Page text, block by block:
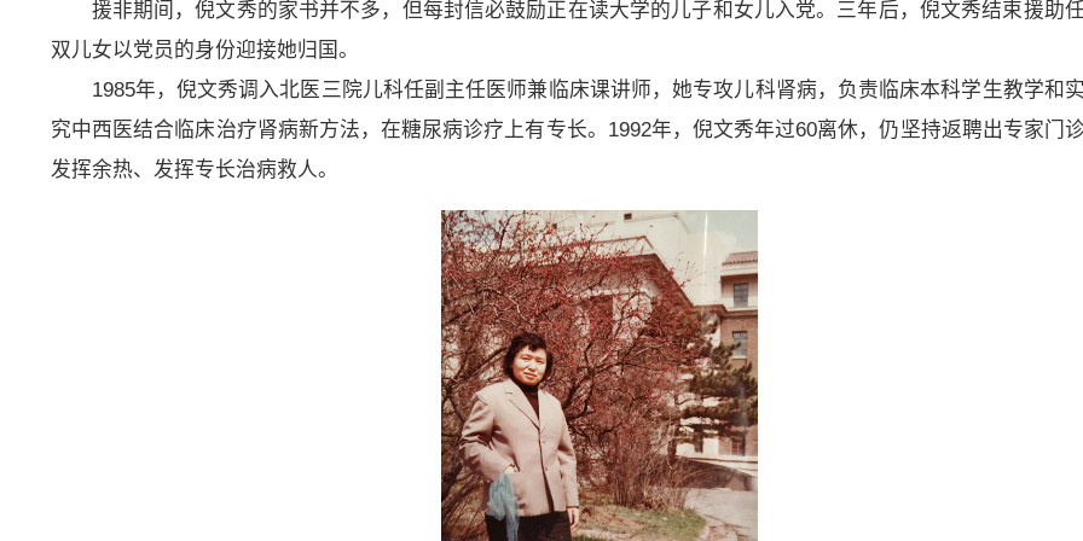
援非期间，倪文秀的家书并不多，但每封信必鼓励正在读大学的儿子和女儿入党。三年后，倪文秀结束援助
双儿女以党员的身份迎接她归国。
1985年，倪文秀调入北医三院儿科任副主任医师兼临床课讲师，她专攻儿科肾病，负责临床本科学生教学和
究中西医结合临床治疗肾病新方法，在糖尿病诊疗上有专长。1992年，倪文秀年过60离休，仍坚持返聘出专家门
发挥余热、发挥专长治病救人。